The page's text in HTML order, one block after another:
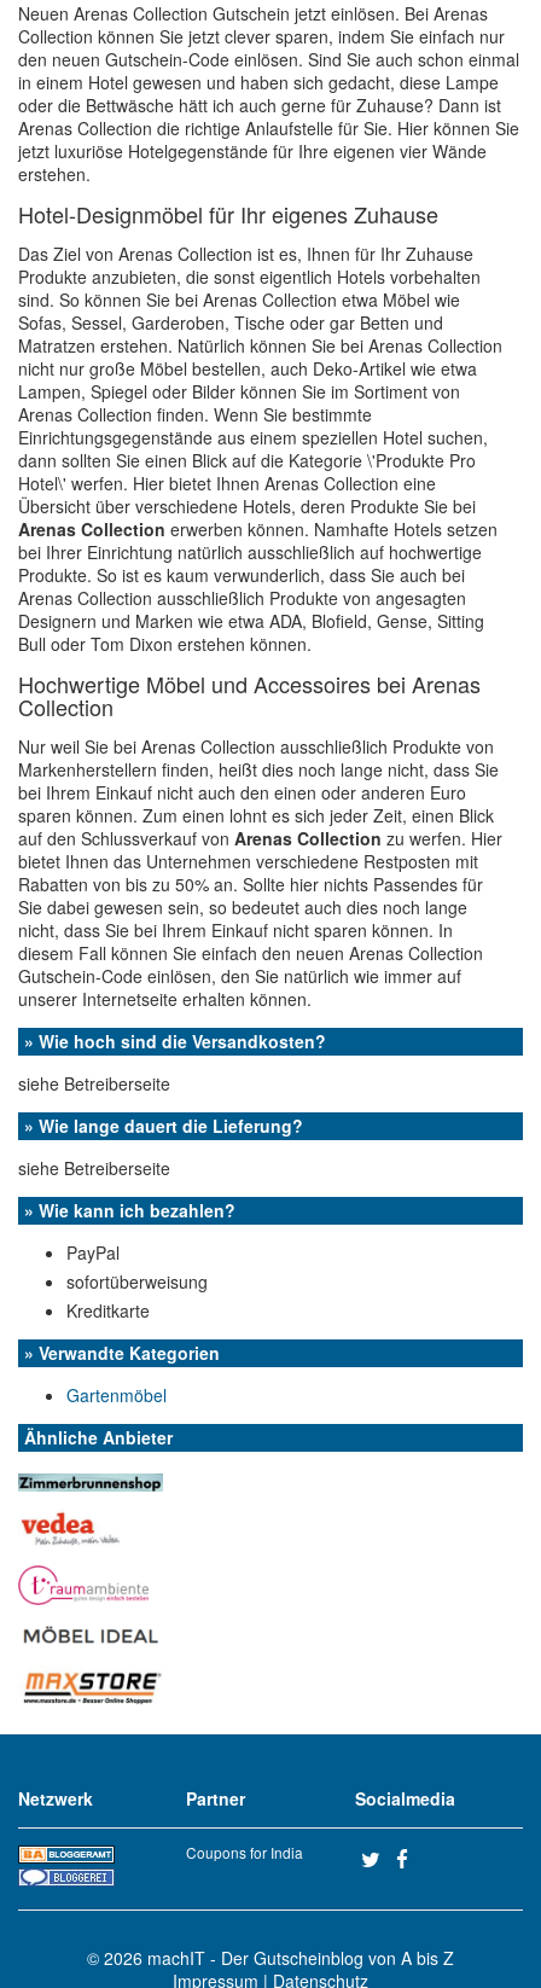
Neuen Arenas Collection Gutschein jetzt einlösen. Bei Arenas
Collection können Sie jetzt clever sparen, indem Sie einfach nur
den neuen Gutschein-Code einlösen. Sind Sie auch schon einmal
in einem Hotel gewesen und haben sich gedacht, diese Lampe
oder die Bettwäsche hätt ich auch gerne für Zuhause? Dann ist
Arenas Collection die richtige Anlaufstelle für Sie. Hier können Sie
jetzt luxuriöse Hotelgegenstände für Ihre eigenen vier Wände
erstehen.
Hotel-Designmöbel für Ihr eigenes Zuhause
Das Ziel von Arenas Collection ist es, Ihnen für Ihr Zuhause
Produkte anzubieten, die sonst eigentlich Hotels vorbehalten
sind. So können Sie bei Arenas Collection etwa Möbel wie
Sofas, Sessel, Garderoben, Tische oder gar Betten und
Matratzen erstehen. Natürlich können Sie bei Arenas Collection
nicht nur große Möbel bestellen, auch Deko-Artikel wie etwa
Lampen, Spiegel oder Bilder können Sie im Sortiment von
Arenas Collection finden. Wenn Sie bestimmte
Einrichtungsgegenstände aus einem speziellen Hotel suchen,
dann sollten Sie einen Blick auf die Kategorie \'Produkte Pro
Hotel\' werfen. Hier bietet Ihnen Arenas Collection eine
Übersicht über verschiedene Hotels, deren Produkte Sie bei
Arenas Collection erwerben können. Namhafte Hotels setzen
bei Ihrer Einrichtung natürlich ausschließlich auf hochwertige
Produkte. So ist es kaum verwunderlich, dass Sie auch bei
Arenas Collection ausschließlich Produkte von angesagten
Designern und Marken wie etwa ADA, Blofield, Gense, Sitting
Bull oder Tom Dixon erstehen können.
Hochwertige Möbel und Accessoires bei Arenas
Collection
Nur weil Sie bei Arenas Collection ausschließlich Produkte von
Markenherstellern finden, heißt dies noch lange nicht, dass Sie
bei Ihrem Einkauf nicht auch den einen oder anderen Euro
sparen können. Zum einen lohnt es sich jeder Zeit, einen Blick
auf den Schlussverkauf von Arenas Collection zu werfen. Hier
bietet Ihnen das Unternehmen verschiedene Restposten mit
Rabatten von bis zu 50% an. Sollte hier nichts Passendes für
Sie dabei gewesen sein, so bedeutet auch dies noch lange
nicht, dass Sie bei Ihrem Einkauf nicht sparen können. In
diesem Fall können Sie einfach den neuen Arenas Collection
Gutschein-Code einlösen, den Sie natürlich wie immer auf
unserer Internetseite erhalten können.
» Wie hoch sind die Versandkosten?
siehe Betreiberseite
» Wie lange dauert die Lieferung?
siehe Betreiberseite
» Wie kann ich bezahlen?
PayPal
sofortüberweisung
Kreditkarte
» Verwandte Kategorien
Gartenmöbel
Ähnliche Anbieter
Netzwerk Partner
Coupons for India
Socialmedia
© 2026 machIT - Der Gutscheinblog von A bis Z
Impressum | Datenschutz